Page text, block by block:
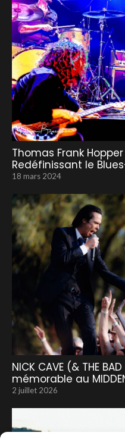
Thomas Frank
Redéfinissant le
18 mars 2024
NICK CAVE (& THE
mémorable au
2 juillet 2026